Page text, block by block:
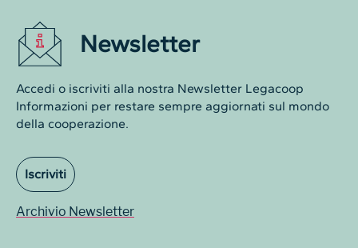
Newsletter
Accedi o iscriviti alla nostra Newsletter Legacoop
Informazioni per restare sempre aggiornati sul mondo
della cooperazione.
Iscriviti
Archivio Newsletter